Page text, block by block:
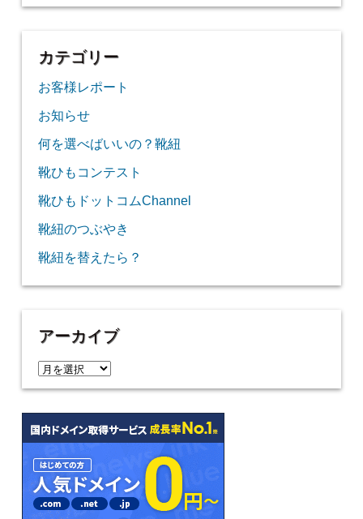
カテゴリー
お客様レポート
お知らせ
何を選べばいいの？靴紐
靴ひもコンテスト
靴ひもドットコムChannel
靴紐のつぶやき
靴紐を替えたら？
アーカイブ
ア
ー
カ
イ
ブ